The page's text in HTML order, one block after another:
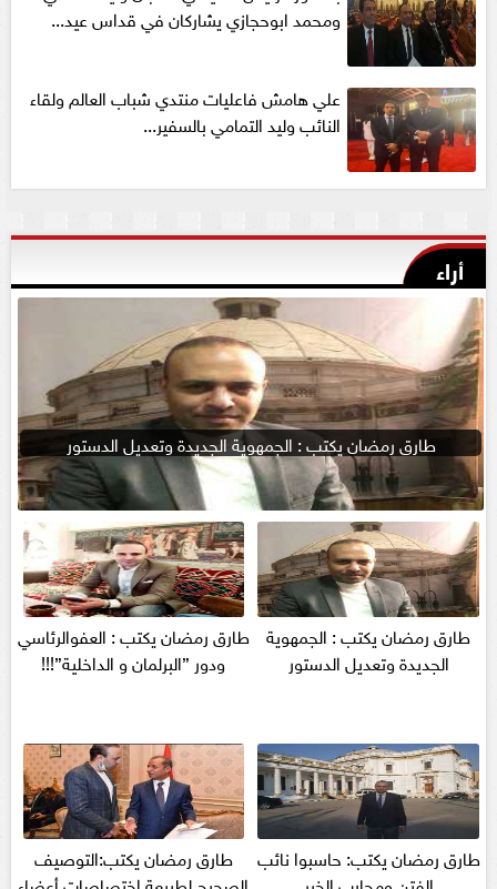
ومحمد ابوحجازي يشاركان في قداس عيد...
علي هامش فاعليات منتدي شباب العالم ولقاء
النائب وليد التمامي بالسفير...
أراء
طارق رمضان يكتب : الجمهوية الجديدة وتعديل الدستور
طارق رمضان يكتب : الجمهوية
الجديدة وتعديل الدستور
طارق رمضان يكتب : العفوالرئاسي
ودور ”البرلمان و الداخلية”!!!
طارق رمضان يكتب: حاسبوا نائب
طارق رمضان يكتب:التوصيف